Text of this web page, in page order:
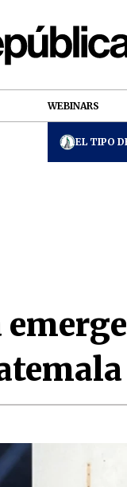
WEBINARS
EL TIPO